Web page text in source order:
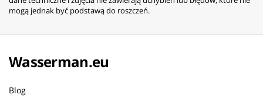
mogą jednak być podstawą do roszczeń.
Wasserman.eu
Blog